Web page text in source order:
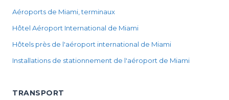
Aéroports de Miami, terminaux
Hôtel Aéroport International de Miami
Hôtels près de l'aéroport international de Miami
Installations de stationnement de l'aéroport de Miami
TRANSPORT